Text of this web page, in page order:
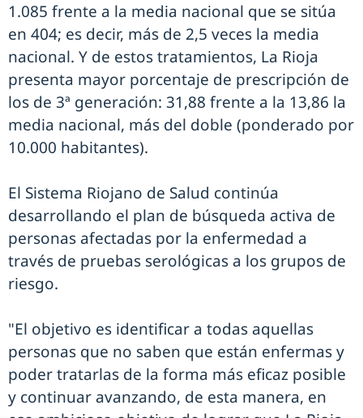
1.085 frente a la media nacional que se sitúa
en 404; es decir, más de 2,5 veces la media
nacional. Y de estos tratamientos, La Rioja
presenta mayor porcentaje de prescripción de
los de 3ª generación: 31,88 frente a la 13,86 la
media nacional, más del doble (ponderado por
10.000 habitantes).
El Sistema Riojano de Salud continúa
desarrollando el plan de búsqueda activa de
personas afectadas por la enfermedad a
través de pruebas serológicas a los grupos de
riesgo.
"El objetivo es identificar a todas aquellas
personas que no saben que están enfermas y
poder tratarlas de la forma más eficaz posible
y continuar avanzando, de esta manera, en